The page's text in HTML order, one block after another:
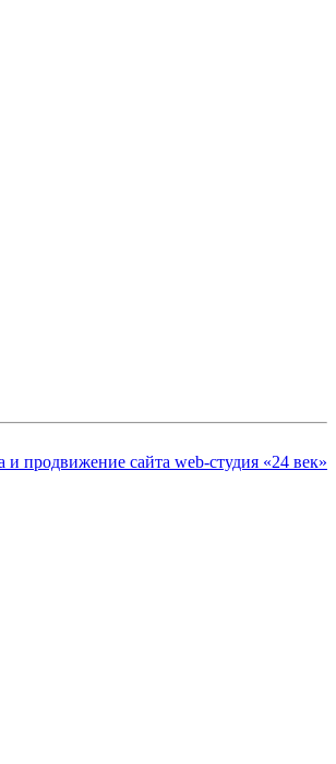
и продвижение сайта web-студия «24 век»